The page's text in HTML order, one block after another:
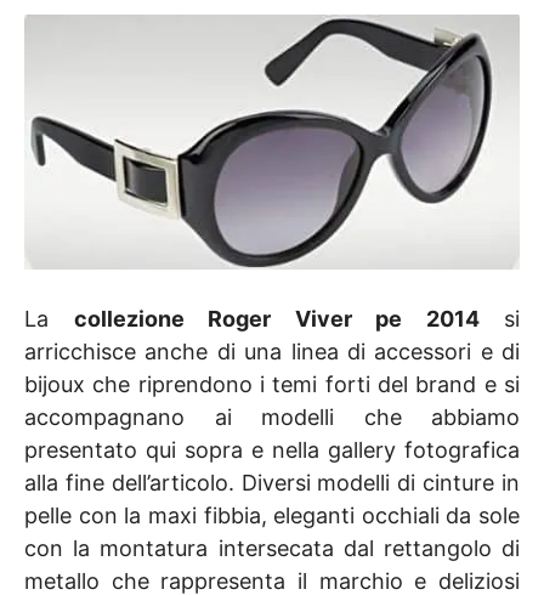
La collezione Roger Viver pe 2014si
arricchisce anche di una linea di accessori e di
bijoux che riprendono i temi forti del brand e si
accompagnano ai modelli che abbiamo
presentato qui sopra e nella gallery fotografica
alla fine dell’articolo. Diversi modelli di cinture in
pelle con la maxi fibbia, eleganti occhiali da sole
con la montatura intersecata dal rettangolo di
metallo che rappresenta il marchio e deliziosi